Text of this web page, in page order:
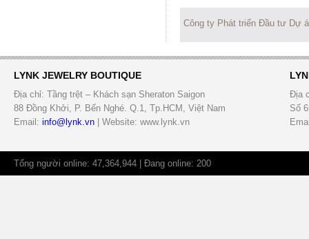
Công ty Phát triển Đầu tư Dự
LYNK JEWELRY BOUTIQUE
Địa chỉ: Tầng trệt – Khách sạn Sheraton Saigon
88 Đồng Khởi, P. Bến Nghé. Q.1, Tp.HCM, Việt Nam
Email: info@lynk.vn | Website: www.lynk.vn
Địa
Số
Tổng người online: 47,364,944 | Đang online: 200